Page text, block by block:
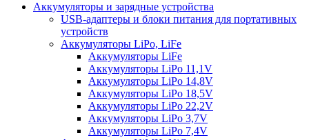
Аккумуляторы и зарядные устройства
USB-адаптеры и блоки питания для портативных
устройств
Аккумуляторы LiPo, LiFe
Аккумуляторы LiFe
Аккумуляторы LiPo 11,1V
Аккумуляторы LiPo 14,8V
Аккумуляторы LiPo 18,5V
Аккумуляторы LiPo 22,2V
Аккумуляторы LiPo 3,7V
Аккумуляторы LiPo 7,4V